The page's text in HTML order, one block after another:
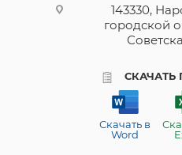
143330,
городской
СКАЧАТЬ
Скачать в
Word